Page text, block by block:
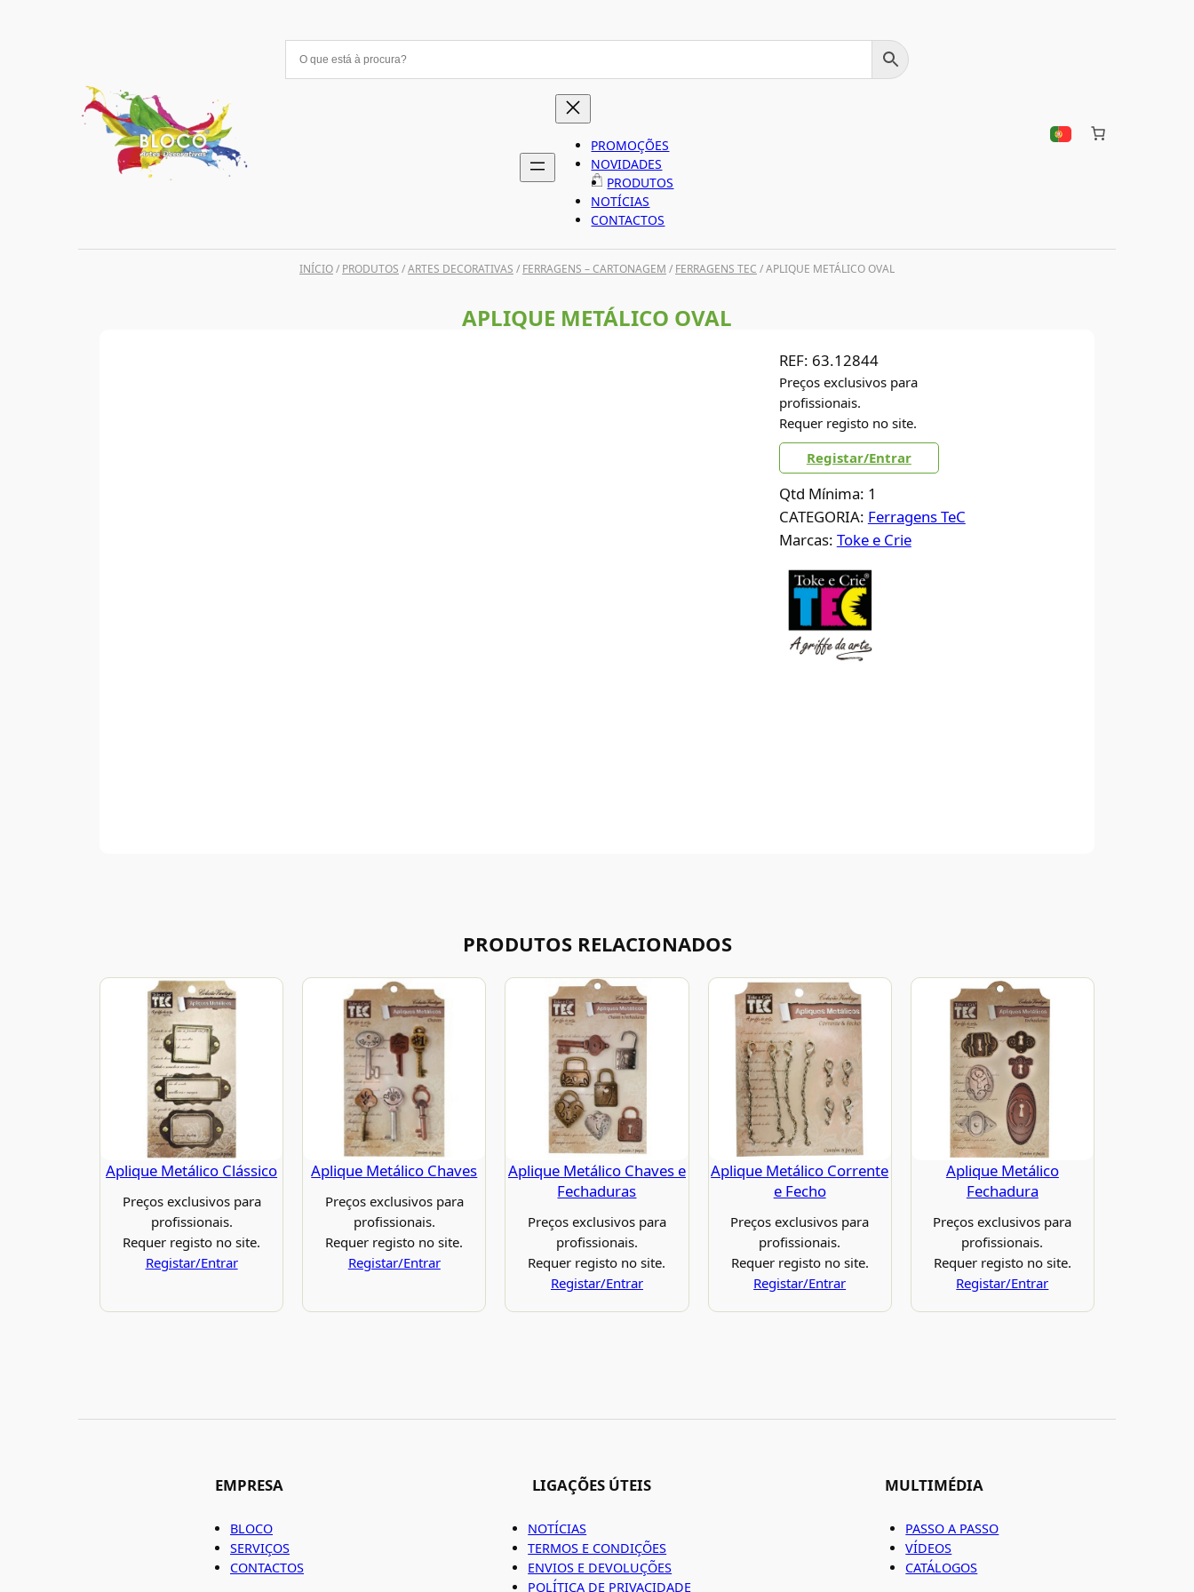
PROMOÇÕES
NOVIDADES
PRODUTOS
NOTÍCIAS
CONTACTOS
INÍCIO/ PRODUTOS /ARTES DECORATIVAS / FERRAGENS – CARTONAGEM / FERRAGENS TEC / APLIQUE METÁLICO OVAL
APLIQUE METÁLICO OVAL
REF: 63.12844
Preços exclusivos para
profissionais.
Requer registo no site.
Registar/Entrar
Qtd Mínima: 1
CATEGORIA: Ferragens TeC
Marcas: Toke e Crie
PRODUTOS RELACIONADOS
Aplique Metálico Clássico
Preços exclusivos para
profissionais.
Requer registo no site.
Registar/Entrar
Aplique Metálico Chaves
Preços exclusivos para
profissionais.
Requer registo no site.
Registar/Entrar
Aplique Metálico Chaves e
Fechaduras
Preços exclusivos para
profissionais.
Requer registo no site.
Registar/Entrar
Aplique Metálico Corrente
e Fecho
Preços exclusivos para
profissionais.
Requer registo no site.
Registar/Entrar
Aplique Metálico
Fechadura
Preços exclusivos para
profissionais.
Requer registo no site.
Registar/Entrar
EMPRESA
BLOCO
SERVIÇOS
CONTACTOS
LIGAÇÕES ÚTEIS
NOTÍCIAS
TERMOS E CONDIÇÕES
ENVIOS E DEVOLUÇÕES
POLÍTICA DE PRIVACIDADE
MULTIMÉDIA
PASSO A PASSO
VÍDEOS
CATÁLOGOS